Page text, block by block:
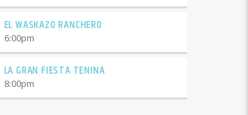
EL WASKAZO RANCHERO
6:00pm
LA GRAN FIESTA TENINA
8:00pm